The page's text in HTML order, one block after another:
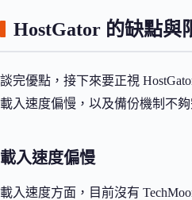
HostGator 的缺點與
談完優點，接下來要正視
載入速度偏慢，以及備份機制不夠
載入速度偏慢
載入速度方面，目前沒有